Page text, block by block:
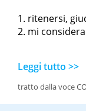
ritenersi,
mi
Leggi tutto >>
tratto dalla voce